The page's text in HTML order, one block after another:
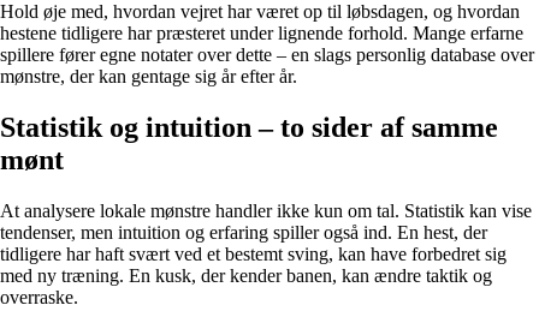
Hold øje med, hvordan vejret har været op til løbsdagen, og hvordan
hestene tidligere har præsteret under lignende forhold. Mange erfarne
spillere fører egne notater over dette – en slags personlig database over
mønstre, der kan gentage sig år efter år.
Statistik og intuition – to sider af samme
mønt
At analysere lokale mønstre handler ikke kun om tal. Statistik kan vise
tendenser, men intuition og erfaring spiller også ind. En hest, der
tidligere har haft svært ved et bestemt sving, kan have forbedret sig
med ny træning. En kusk, der kender banen, kan ændre taktik og
overraske.